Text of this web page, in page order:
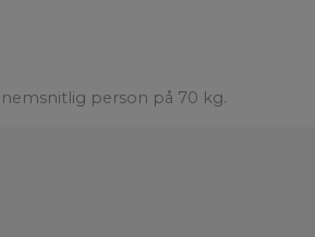
person på 70 kg.